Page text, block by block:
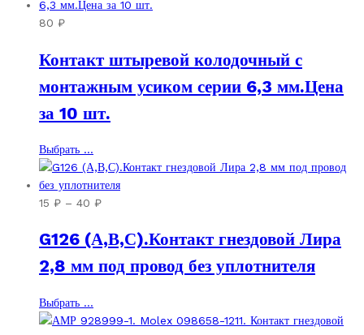
80 ₽
Контакт штыревой колодочный с
монтажным усиком серии 6,3 мм.Цена
за 10 шт.
Выбрать ...
товар
имеет
несколько
Опции
выбрать
странице
товара.
15 ₽ – 40 ₽Диапазон
15 ₽
40 ₽
G126 (А,В,С).Контакт гнездовой Лира
2,8 мм под провод без уплотнителя
Выбрать ...
товар